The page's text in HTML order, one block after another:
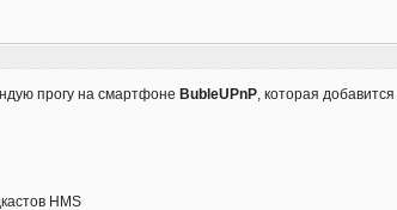
прогу на смартфоне BubleUPnP, которая добавится
HMS